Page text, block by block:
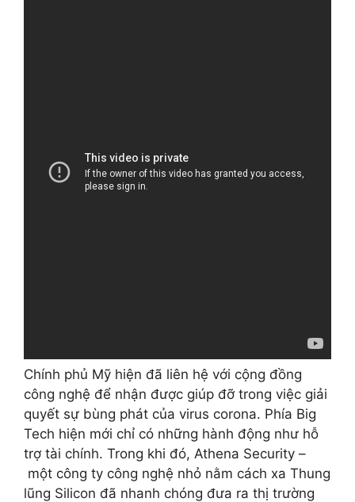
Chính phủ Mỹ hiện đã liên hệ với cộng đồng
công nghệ để nhận được giúp đỡ trong việc giải
quyết sự bùng phát của virus corona. Phía Big
Tech hiện mới chỉ có những hành động như hỗ
trợ tài chính. Trong khi đó, Athena Security –
một công ty công nghệ nhỏ nằm cách xa Thung
lũng Silicon đã nhanh chóng đưa ra thị trường